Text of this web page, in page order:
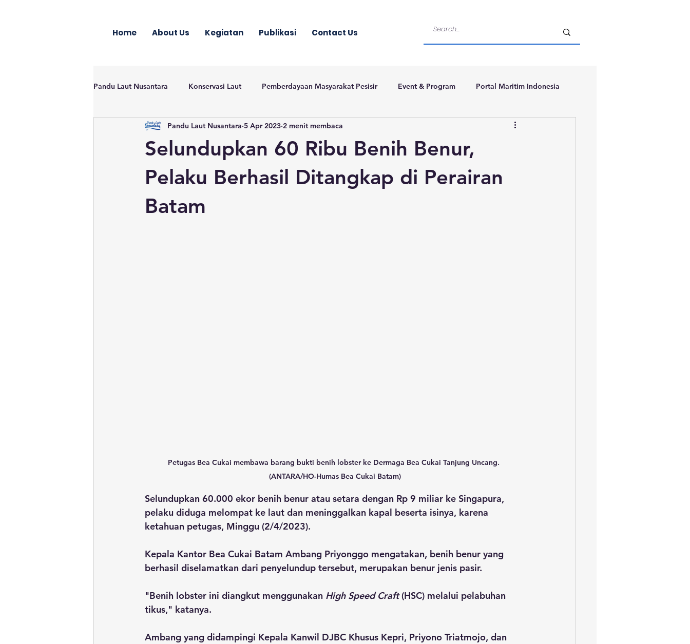
Home About Us Kegiatan Publikasi Contact Us
Pandu Laut Nusantara Konservasi Laut Pemberdayaan Masyarakat Pesisir Event & Program Portal Maritim Indonesia
Selundupkan 60 Ribu Benih Benur,
Pelaku Berhasil Ditangkap di Perairan
Batam
Pandu Laut Nusantara 5 Apr 2023 2 menit membaca
Petugas Bea Cukai membawa barang bukti benih lobster ke Dermaga Bea Cukai Tanjung Uncang.
(ANTARA/HO-Humas Bea Cukai Batam)
Selundupkan 60.000 ekor benih benur atau setara dengan Rp 9 miliar ke Singapura,
pelaku diduga melompat ke laut dan meninggalkan kapal beserta isinya, karena
ketahuan petugas, Minggu (2/4/2023).
Kepala Kantor Bea Cukai Batam Ambang Priyonggo mengatakan, benih benur yang
berhasil diselamatkan dari penyelundup tersebut, merupakan benur jenis pasir.
"Benih lobster ini diangkut menggunakan High Speed Craft (HSC) melalui pelabuhan
tikus," katanya.
Ambang yang didampingi Kepala Kanwil DJBC Khusus Kepri, Priyono Triatmojo, dan